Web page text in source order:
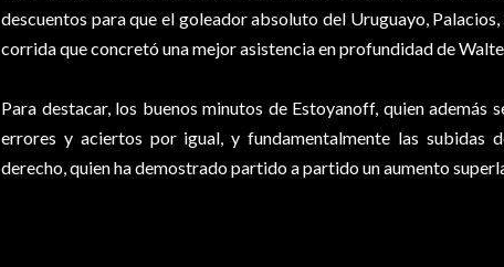
descuentos para que el goleador absoluto del Uruguayo,
corrida que concretó una mejor asistencia en profundidad de
Para destacar, los buenos minutos de Estoyanoff, quien además
errores y aciertos por igual, y fundamentalmente las subidas
derecho, quien ha demostrado partido a partido un aumento